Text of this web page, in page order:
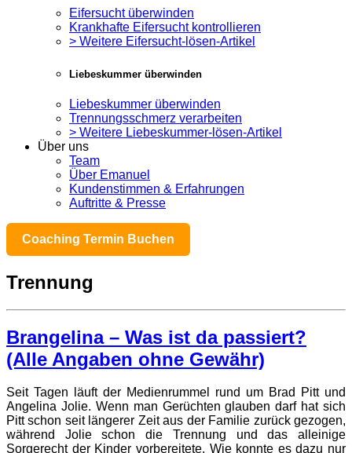
Eifersucht überwinden
Krankhafte Eifersucht kontrollieren
> Weitere Eifersucht-lösen-Artikel
Liebeskummer überwinden
Liebeskummer überwinden
Trennungsschmerz verarbeiten
> Weitere Liebeskummer-lösen-Artikel
Über uns
Team
Über Emanuel
Kundenstimmen & Erfahrungen
Auftritte & Presse
Coaching Termin Buchen
Trennung
Brangelina – Was ist da passiert?
(Alle Angaben ohne Gewähr)
Seit Tagen läuft der Medienrummel rund um Brad Pitt und
Angelina Jolie. Wenn man Gerüchten glauben darf hat sich
Pitt schon seit längerer Zeit aus der Familie zurück gezogen,
während Jolie schon die Trennung und das alleinige
Sorgerecht der Kinder vorbereitete. Wie konnte es dazu nur